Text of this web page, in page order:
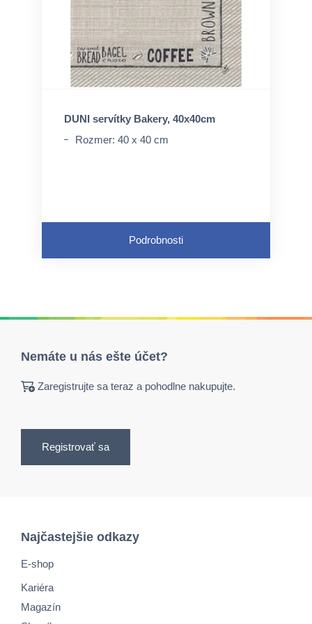
DUNI servítky Bakery, 40x40cm
Rozmer: 40 x 40 cm
Podrobnosti
Nemáte u nás ešte účet?
Zaregistrujte sa teraz a pohodlne nakupujte.
Registrovať sa
Najčastejšie odkazy
E-shop
Kariéra
Magazín